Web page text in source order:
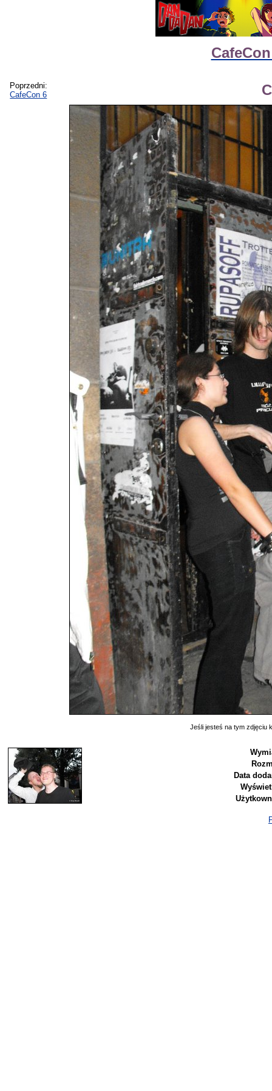
Poprzedni:
CafeCon 6
Jeśli jesteś na tym zdjęciu
Data